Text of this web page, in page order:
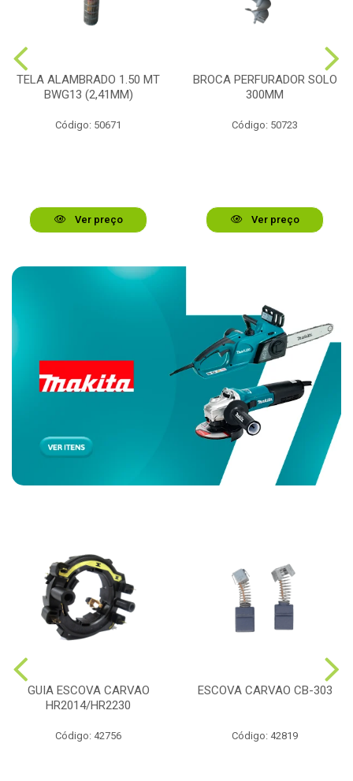
TELA ALAMBRADO 1.50 MT
BWG13 (2,41MM)
Código: 50671
Ver preço
BROCA PERFURADOR SOLO
300MM
Código: 50723
Ver preço
GUIA ESCOVA CARVAO
HR2014/HR2230
Código: 42756
ESCOVA CARVAO CB-303
Código: 42819